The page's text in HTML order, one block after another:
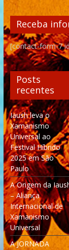
Receba
[contact-form-7
Posts
recentes
Iaush leva o
Xamanismo
Universal ao
Festival Híbrido
2025 em São
Paulo
A Origem da
– Aliança
Internacional de
Xamanismo
Universal
A JORNADA